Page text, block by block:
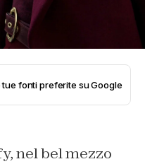
fonti preferite su Google
nel bel mezzo